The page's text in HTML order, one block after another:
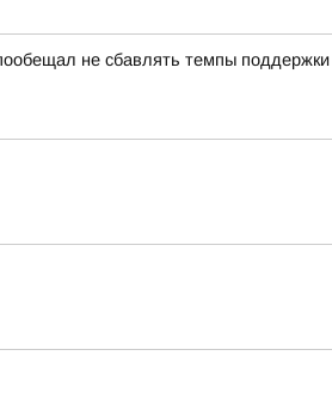
не сбавлять темпы поддержки